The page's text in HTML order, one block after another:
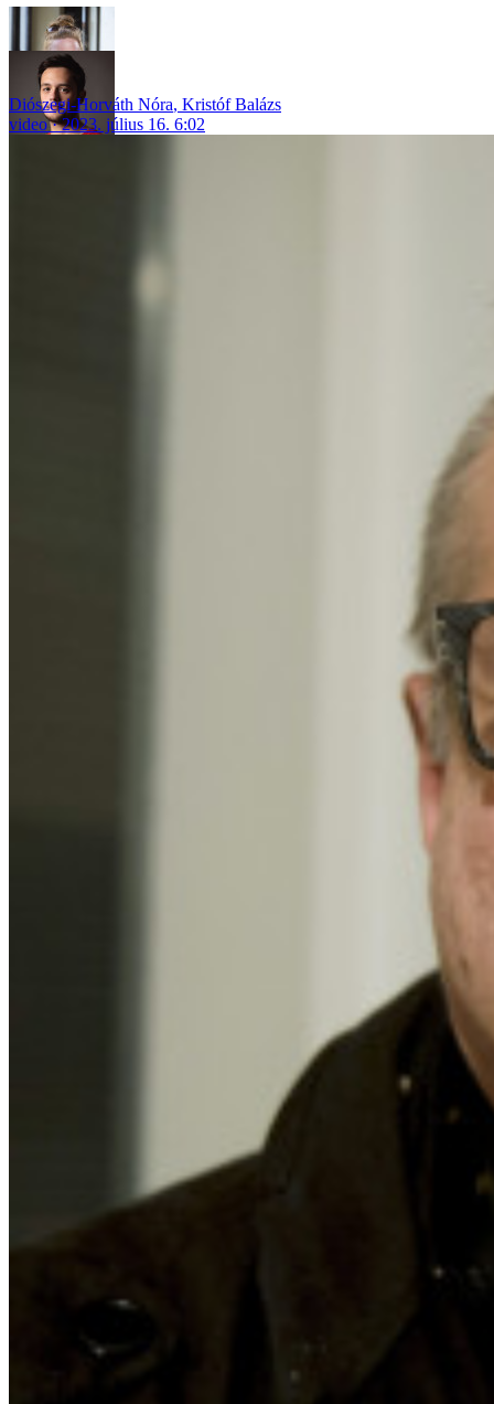
Diószegi-Horváth Nóra, Kristóf Balázs
video
2023. július 16. 6:02